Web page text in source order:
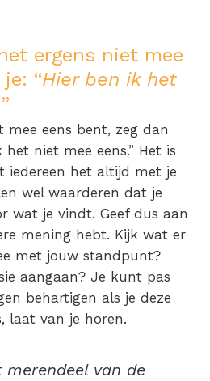
ergens niet mee
“Hier ben ik het
”
mee eens bent, zeg dan
niet mee eens.” Het is
iedereen het altijd met je
wel waarderen dat je
wat je vindt. Geef dus aan
mening hebt. Kijk wat er
met jouw standpunt?
aangaan? Je kunt pas
behartigen als je deze
laat van je horen.
merendeel van de